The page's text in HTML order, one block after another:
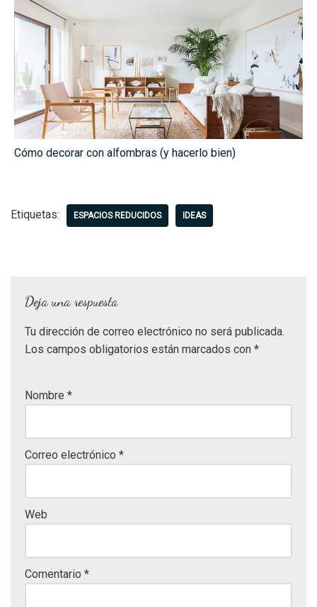
Cómo decorar con alfombras (y hacerlo bien)
Etiquetas: ESPACIOS REDUCIDOS IDEAS
Deja una respuesta
Tu dirección de correo electrónico no será publicada.
Los campos obligatorios están marcados con *
Nombre *
Correo electrónico *
Web
Comentario *